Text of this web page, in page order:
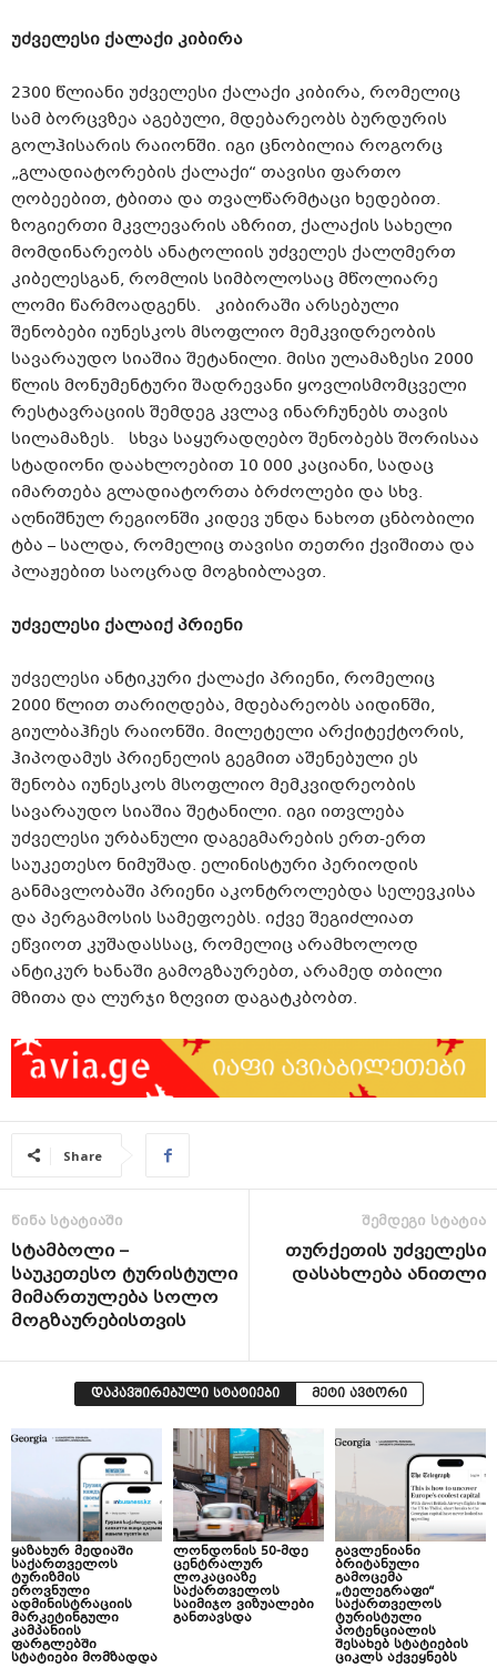
უძველესი ქალაქი კიბირა
2300 წლიანი უძველესი ქალაქი კიბირა, რომელიც
სამ ბორცვზეა აგებული, მდებარეობს ბურდურის
გოლჰისარის რაიონში. იგი ცნობილია როგორც
„გლადიატორების ქალაქი“ თავისი ფართო
ღობეებით, ტბითა და თვალწარმტაცი ხედებით.
ზოგიერთი მკვლევარის აზრით, ქალაქის სახელი
მომდინარეობს ანატოლიის უძველეს ქალღმერთ
კიბელესგან, რომლის სიმბოლოსაც მწოლიარე
ლომი წარმოადგენს. კიბირაში არსებული
შენობები იუნესკოს მსოფლიო მემკვიდრეობის
სავარაუდო სიაშია შეტანილი. მისი ულამაზესი 2000
წლის მონუმენტური შადრევანი ყოვლისმომცველი
რესტავრაციის შემდეგ კვლავ ინარჩუნებს თავის
სილამაზეს. სხვა საყურადღებო შენობებს შორისაა
სტადიონი დაახლოებით 10 000 კაციანი, სადაც
იმართება გლადიატორთა ბრძოლები და სხვ.
აღნიშნულ რეგიონში კიდევ უნდა ნახოთ ცნბობილი
ტბა – სალდა, რომელიც თავისი თეთრი ქვიშითა და
პლაჟებით საოცრად მოგხიბლავთ.
უძველესი ქალაიქ პრიენი
უძველესი ანტიკური ქალაქი პრიენი, რომელიც
2000 წლით თარიღდება, მდებარეობს აიდინში,
გიულბაჰჩეს რაიონში. მილეტელი არქიტექტორის,
ჰიპოდამუს პრიენელის გეგმით აშენებული ეს
შენობა იუნესკოს მსოფლიო მემკვიდრეობის
სავარაუდო სიაშია შეტანილი. იგი ითვლება
უძველესი ურბანული დაგეგმარების ერთ-ერთ
საუკეთესო ნიმუშად. ელინისტური პერიოდის
განმავლობაში პრიენი აკონტროლებდა სელევკისა
და პერგამოსის სამეფოებს. იქვე შეგიძლიათ
ეწვიოთ კუშადასსაც, რომელიც არამხოლოდ
ანტიკურ ხანაში გამოგზაურებთ, არამედ თბილი
მზითა და ლურჯი ზღვით დაგატკბობთ.
Share
წინა სტატიაში
სტამბოლი –
საუკეთესო ტურისტული
მიმართულება სოლო
მოგზაურებისთვის
შემდეგი სტატია
თურქეთის უძველესი
დასახლება ანითლი
დაკავშირებული სტატიები მეტი ავტორი
ყაზახურ მედიაში
საქართველოს
ტურიზმის
ეროვნული
ადმინისტრაციის
მარკეტინგული
კამპანიის
ფარგლებში
სტატიები მომზადდა
ლონდონის 50-მდე
ცენტრალურ
ლოკაციაზე
საქართველოს
საიმიჯო ვიზუალები
განთავსდა
გავლენიანი
ბრიტანული
გამოცემა
„ტელეგრაფი“
საქართველოს
ტურისტული
პოტენციალის
შესახებ სტატიების
ციკლს აქვეყნებს